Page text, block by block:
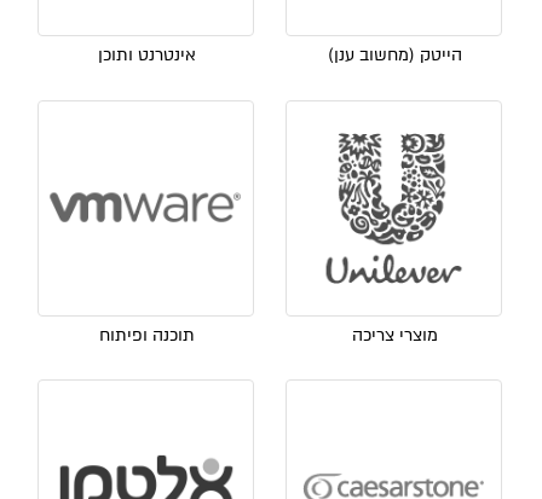
הייטק (מחשוב ענן) אינטרנט ותוכן
מוצרי צריכה תוכנה ופיתוח